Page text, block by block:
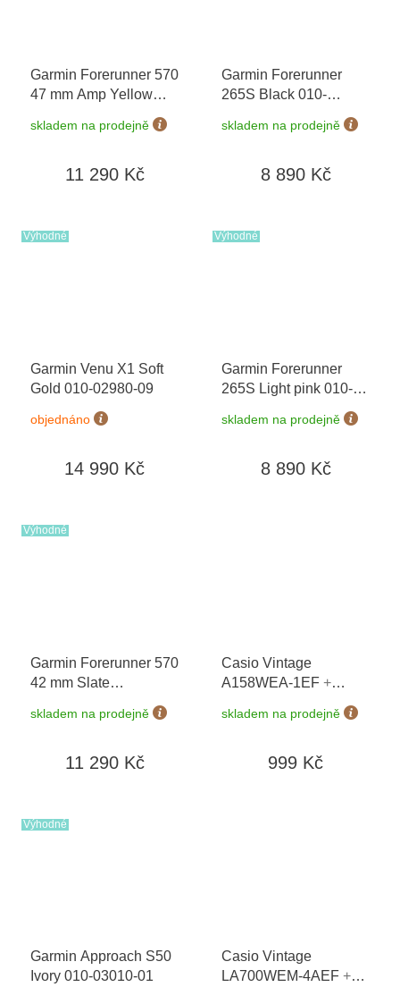
Garmin Forerunner 570
47 mm Amp Yellow
Whitestone/Turquoise
010-02971-01
skladem na prodejně
11 290 Kč
Garmin Forerunner
265S Black 010-
+ možnost
výměny do 90 dní
skladem na prodejně
8 890 Kč
Výhodné
Garmin Venu X1 Soft
Gold 010-02980-09
objednáno
14 990 Kč
Výhodné
Garmin Forerunner
265S Light pink 010-
+ možnost
výměny do 90 dní
skladem na prodejně
8 890 Kč
Výhodné
Garmin Forerunner 570
42 mm Slate
Grey/Black 010-02970-
00
skladem na prodejně
11 290 Kč
Casio Vintage
A158WEA-1EF +
možnost výměny do 90
dní
skladem na prodejně
999 Kč
Výhodné
Garmin Approach S50
Ivory 010-03010-01
Casio Vintage
LA700WEM-4AEF +